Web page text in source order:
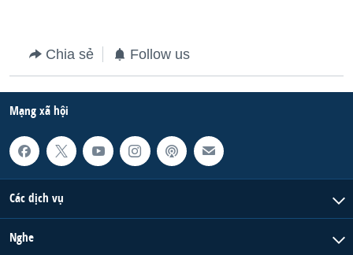
Chia sẻ Follow us
Mạng xã hội
Các dịch vụ
Nghe